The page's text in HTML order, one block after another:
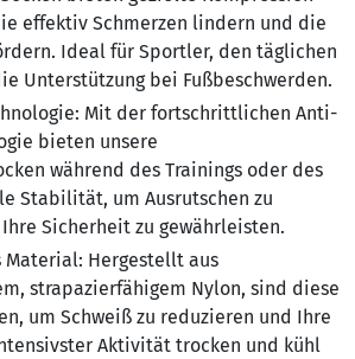
effektiv Schmerzen lindern und die
Ideal für Sportler, den täglichen
Unterstützung bei Fußbeschwerden.
Mit der fortschrittlichen Anti-
bieten unsere
während des Trainings oder des
Stabilität, um Ausrutschen zu
Sicherheit zu gewährleisten.
Material: Hergestellt aus
strapazierfähigem Nylon, sind diese
um Schweiß zu reduzieren und Ihre
Aktivität trocken und kühl